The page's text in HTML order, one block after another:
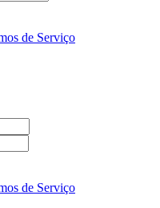
de Serviço
de Serviço